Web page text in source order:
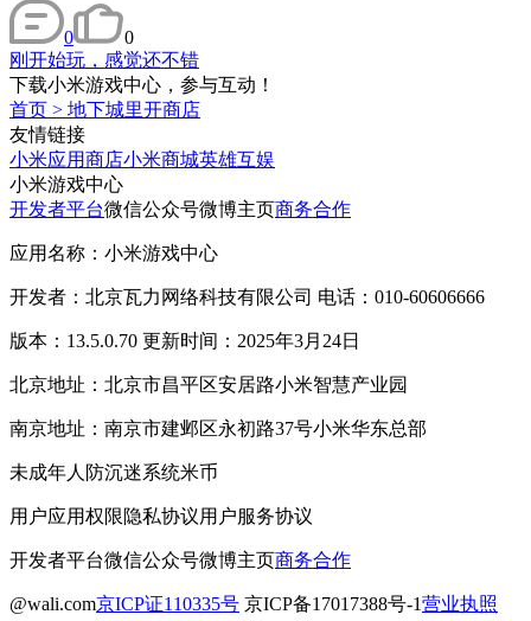
0
0
刚开始玩，感觉还不错
下载小米游戏中心，参与互动！
首页 > 地下城里开商店
友情链接
小米应用商店小米商城英雄互娱
小米游戏中心
开发者平台微信公众号微博主页商务合作
应用名称：小米游戏中心
开发者：北京瓦力网络科技有限公司 电话：010-60606666
版本：13.5.0.70 更新时间：2025年3月24日
北京地址：北京市昌平区安居路小米智慧产业园
南京地址：南京市建邺区永初路37号小米华东总部
未成年人防沉迷系统米币
用户应用权限隐私协议用户服务协议
开发者平台微信公众号微博主页商务合作
@wali.com京ICP证110335号 京ICP备17017388号-1营业执照